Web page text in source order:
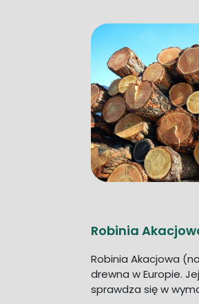
Robinia
Robinia Akacjowa
drewna w Europie.
sprawdza się w